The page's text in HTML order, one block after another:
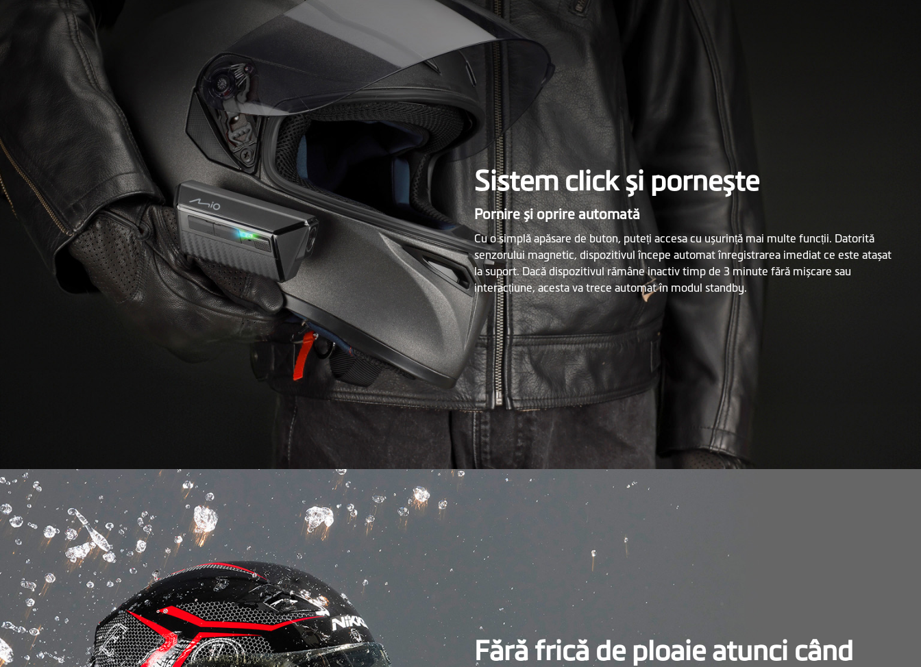
Sistem click și pornește
Pornire și oprire automată
Cu o simplă apăsare de buton, puteți accesa cu ușurință mai multe funcții. Datorită
senzorului magnetic, dispozitivul începe automat înregistrarea imediat ce este atașat
la suport. Dacă dispozitivul rămâne inactiv timp de 3 minute fără mișcare sau
interacțiune, acesta va trece automat în modul standby.
Fără frică de ploaie atunci când